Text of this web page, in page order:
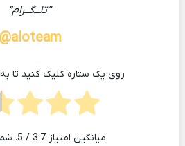
“تلــگــرام”
aloteam@
روی یک ستاره کلیک کنید تا
میانگین امتیاز3.7 / 5. شمارش آرا: